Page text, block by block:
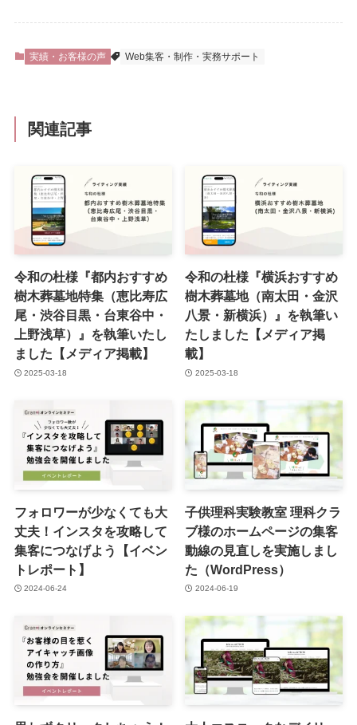
実績・お客様の声 Web集客・制作・実務サポート
関連記事
令和の杜様『都内おすすめ
樹木葬墓地特集（恵比寿広
尾・渋谷目黒・台東谷中・
上野浅草）』を執筆いたし
ました【メディア掲載】
2025-03-18
令和の杜様『横浜おすすめ
樹木葬墓地（南太田・金沢
八景・新横浜）』を執筆い
たしました【メディア掲
載】
2025-03-18
フォロワーが少なくても大
丈夫！インスタを攻略して
集客につなげよう【イベン
トレポート】
2024-06-24
子供理科実験教室 理科クラ
ブ様のホームページの集客
動線の見直しを実施しまし
た（WordPress）
2024-06-19